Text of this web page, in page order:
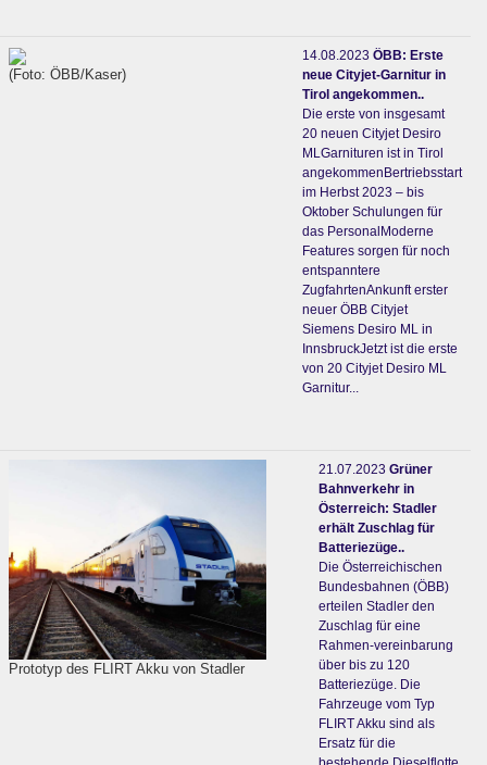
(Foto: ÖBB/Kaser)
14.08.2023 ÖBB: Erste
neue Cityjet-Garnitur in
Tirol angekommen..
Die erste von insgesamt
20 neuen Cityjet Desiro
MLGarnituren ist in Tirol
angekommenBertriebsstart
im Herbst 2023 – bis
Oktober Schulungen für
das PersonalModerne
Features sorgen für noch
entspanntere
ZugfahrtenAnkunft erster
neuer ÖBB Cityjet
Siemens Desiro ML in
InnsbruckJetzt ist die erste
von 20 Cityjet Desiro ML
Garnitur...
Prototyp des FLIRT Akku von Stadler
21.07.2023 Grüner
Bahnverkehr in
Österreich: Stadler
erhält Zuschlag für
Batteriezüge..
Die Österreichischen
Bundesbahnen (ÖBB)
erteilen Stadler den
Zuschlag für eine
Rahmen-vereinbarung
über bis zu 120
Batteriezüge. Die
Fahrzeuge vom Typ
FLIRT Akku sind als
Ersatz für die